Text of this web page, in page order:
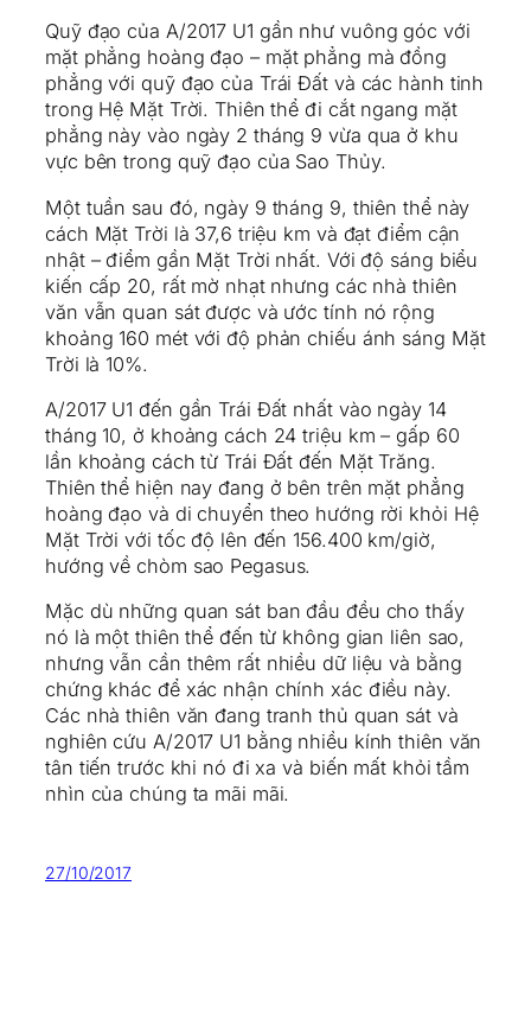
Quỹ đạo của A/2017 U1 gần như vuông góc với
mặt phẳng hoàng đạo – mặt phẳng mà đồng
phẳng với quỹ đạo của Trái Đất và các hành tinh
trong Hệ Mặt Trời. Thiên thể đi cắt ngang mặt
phẳng này vào ngày 2 tháng 9 vừa qua ở khu
vực bên trong quỹ đạo của Sao Thủy.
Một tuần sau đó, ngày 9 tháng 9, thiên thể này
cách Mặt Trời là 37,6 triệu km và đạt điểm cận
nhật – điểm gần Mặt Trời nhất. Với độ sáng biểu
kiến cấp 20, rất mờ nhạt nhưng các nhà thiên
văn vẫn quan sát được và ước tính nó rộng
khoảng 160 mét với độ phản chiếu ánh sáng Mặt
Trời là 10%.
A/2017 U1 đến gần Trái Đất nhất vào ngày 14
tháng 10, ở khoảng cách 24 triệu km – gấp 60
lần khoảng cách từ Trái Đất đến Mặt Trăng.
Thiên thể hiện nay đang ở bên trên mặt phẳng
hoàng đạo và di chuyển theo hướng rời khỏi Hệ
Mặt Trời với tốc độ lên đến 156.400 km/giờ,
hướng về chòm sao Pegasus.
Mặc dù những quan sát ban đầu đều cho thấy
nó là một thiên thể đến từ không gian liên sao,
nhưng vẫn cần thêm rất nhiều dữ liệu và bằng
chứng khác để xác nhận chính xác điều này.
Các nhà thiên văn đang tranh thủ quan sát và
nghiên cứu A/2017 U1 bằng nhiều kính thiên văn
tân tiến trước khi nó đi xa và biến mất khỏi tầm
nhìn của chúng ta mãi mãi.
27/10/2017